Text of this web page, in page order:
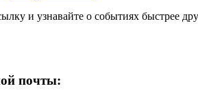
и узнавайте о событиях быстрее
почты: